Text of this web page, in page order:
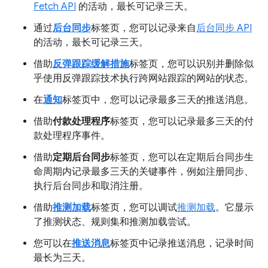
Fetch API 的活动，最长可记录三天。
通过后台同步标签页，您可以记录来自后台同步 API
的活动，最长可记录三天。
借助反弹跟踪缓解措施标签页，您可以识别并删除似
乎使用反弹跟踪技术执行跨网站跟踪的网站的状态。
在通知标签页中，您可以记录最多三天的推送消息。
借助付款处理程序标签页，您可以记录最多三天的付
款处理程序事件。
借助定期后台同步标签页，您可以在定期后台同步生
命周期内记录最多三天的关键事件，例如注册同步、
执行后台同步和取消注册。
借助推测加载标签页，您可以调试推测加载。它显示
了推测状态、规则集和推测加载尝试。
您可以在推送消息标签页中记录推送消息，记录时间
最长为三天。